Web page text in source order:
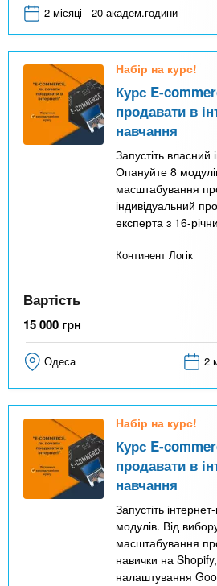
2 місяці - 20 академ.години
Набір на курс!
Курс E-
продавати в
навчання
Запустіть власний
Опануйте 8
масштабування
індивідуальний
експерта з 16-
Континент Логік
Вартість
15 000 грн
Одеса 2
Набір на курс!
Курс E-
продавати в
навчання
Запустіть
модулів. Від
масштабування
навички на
налаштування